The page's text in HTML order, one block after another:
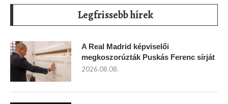
Legfrissebb hírek
A Real Madrid képviselői
megkoszorúzták Puskás Ferenc sírját
2026.08.08.